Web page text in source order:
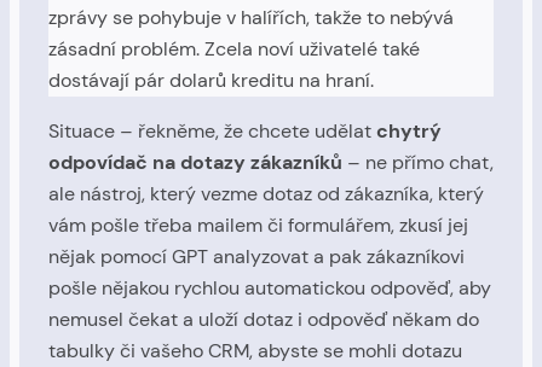
zprávy se pohybuje v halířích, takže to nebývá
zásadní problém. Zcela noví uživatelé také
dostávají pár dolarů kreditu na hraní.
Situace – řekněme, že chcete udělatchytrý
odpovídač na dotazy zákazníků – ne přímo chat,
ale nástroj, který vezme dotaz od zákazníka, který
vám pošle třeba mailem či formulářem, zkusí jej
nějak pomocí GPT analyzovat a pak zákazníkovi
pošle nějakou rychlou automatickou odpověď, aby
nemusel čekat a uloží dotaz i odpověď někam do
tabulky či vašeho CRM, abyste se mohli dotazu